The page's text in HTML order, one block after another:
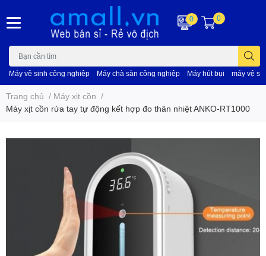
Máy vệ sinh công nghiệp Máy chà sàn công nghiệp Máy hút bụi máy vệ
0 0
Trang chủ / Máy xịt cồn /
Máy xịt cồn rửa tay tự động kết hợp đo thân nhiệt ANKO-RT1000